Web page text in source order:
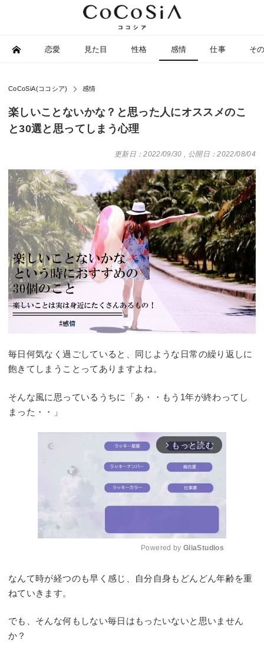
恋愛 見た目 性格 感情 仕事 そ
CoCoSiA(ココシア) 感情
楽しいことないかな？と思った人にオススメのこ
と30選と思ってしまう心理
更新日：2022/09/30 , 公開日：2022/08/04
毎日何気なく過ごしていると、同じような日常の繰り返しに
飽きてしまうことってありますよね。
そんな風に思っているうちに「あ・・もう1年が終わってし
まった・・」
arrow_forward_ios もっと読む
Powered by GliaStudios
なんて時が経つのも早く感じ、自分自身もどんどん年齢を重
ねていきます。
でも、そんな何もしない毎日はもったいないと思いません
か？